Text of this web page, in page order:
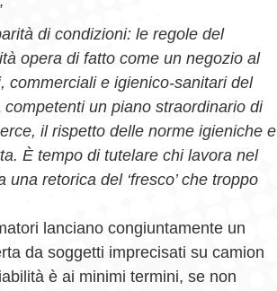
di condizioni: le regole del
opera di fatto come un negozio al
commerciali e igienico-sanitari del
un piano straordinario di
il rispetto delle norme igieniche e
È tempo di tutelare chi lavora nel
retorica del ‘fresco’ che troppo
lanciano congiuntamente un
da soggetti imprecisati su camion
è ai minimi termini, se non